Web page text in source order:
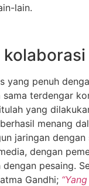
lain.
kolaborasi
yang penuh
sama terdengar
yang
menang
jaringan
dengan
pesaing.
Gandhi;